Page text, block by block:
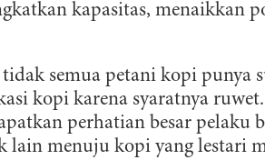
kapasitas, menaikkan
semua petani kopi punya
kopi karena syaratnya
perhatian besar pelaku
lain menuju kopi yang lestari